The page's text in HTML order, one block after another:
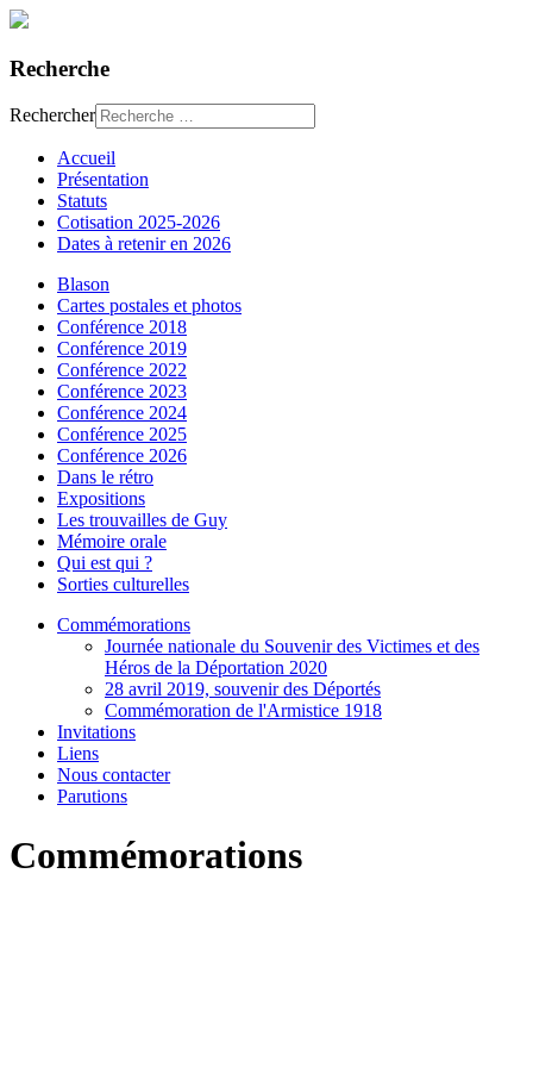
Recherche
Rechercher
Accueil
Présentation
Statuts
Cotisation 2025-2026
Dates à retenir en 2026
Blason
Cartes postales et photos
Conférence 2018
Conférence 2019
Conférence 2022
Conférence 2023
Conférence 2024
Conférence 2025
Conférence 2026
Dans le rétro
Expositions
Les trouvailles de Guy
Mémoire orale
Qui est qui ?
Sorties culturelles
Commémorations
Journée nationale du Souvenir des Victimes et des
Héros de la Déportation 2020
28 avril 2019, souvenir des Déportés
Commémoration de l'Armistice 1918
Invitations
Liens
Nous contacter
Parutions
Commémorations